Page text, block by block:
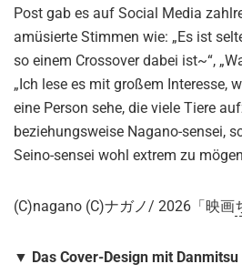
Post gab es auf Social Media
amüsierte Stimmen wie: „Es ist
so einem Crossover dabei ist~“,
„Ich lese es mit großem Interesse,
eine Person sehe, die viele Tiere
beziehungsweise Nagano-sensei,
Seino-sensei wohl extrem zu
(C)nagano (C)ナガノ/ 2026「映画
▼ Das Cover-Design mit